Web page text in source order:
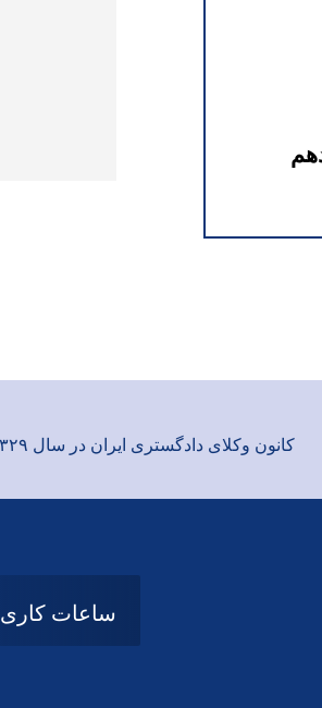
کانون وکلای دادگستری ایران در سال ۱۳۲۹ به عضویت
ساعات کاری